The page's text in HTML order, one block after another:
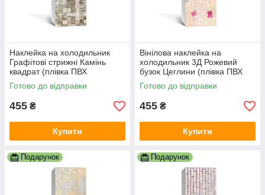
Наклейка на холодильник
Графітові стрижні Камінь
квадрат (плівка ПВХ
фотодрук) 600х1800 мм
Геометрія Бежевий
Готово до відправки
455 ₴
Купити
Вінілова наклейка на
холодильник 3Д Рожевий
бузок Цеглини (плівка ПВХ
фотодрук) 600х1800 мм
текстури Бежевий
Готово до відправки
455 ₴
Купити
Подарунок Подарунок